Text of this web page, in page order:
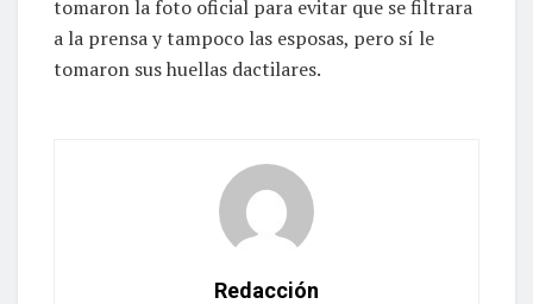
tomaron la foto oficial para evitar que se filtrara
a la prensa y tampoco las esposas, pero sí le
tomaron sus huellas dactilares.
Redacción